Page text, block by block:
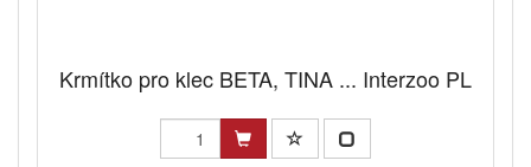
Krmítko pro klec BETA, TINA ... Interzoo PL